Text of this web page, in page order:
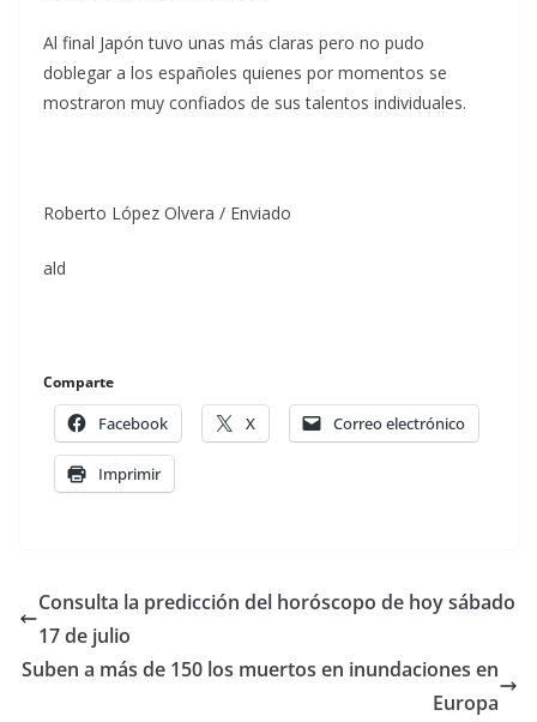
Al final Japón tuvo unas más claras pero no pudo
doblegar a los españoles quienes por momentos se
mostraron muy confiados de sus talentos individuales.
Roberto López Olvera / Enviado
ald
Comparte
Facebook X Correo electrónico
Imprimir
Consulta la predicción del horóscopo de hoy sábado
17 de julio
Suben a más de 150 los muertos en inundaciones en
Europa